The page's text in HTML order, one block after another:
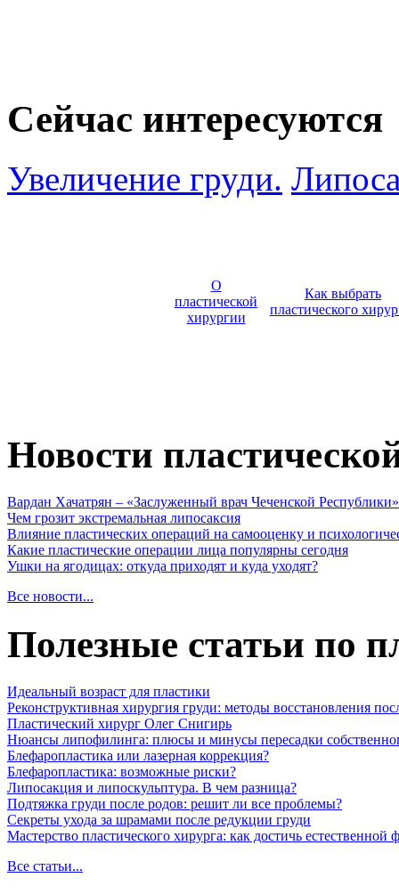
Сейчас интересуются
Увеличение груди.
О
пластической
хирургии
Как выбрать
пластического
Новости
Вардан Хачатрян – «Заслуженный врач Чеченской Республики»
Чем грозит экстремальная липосаксия
Влияние пластических операций на самооценку и
Какие пластические операции лица популярны сегодня
Ушки на ягодицах: откуда приходят и куда уходят?
Все новости...
Полезные статьи по
Идеальный возраст для пластики
Реконструктивная хирургия груди: методы восстановления
Пластический хирург Олег Снигирь
Нюансы липофилинга: плюсы и минусы пересадки
Блефаропластика или лазерная коррекция?
Блефаропластика: возможные риски?
Липосакция и липоскульптура. В чем разница?
Подтяжка груди после родов: решит ли все проблемы?
Секреты ухода за шрамами после редукции груди
Мастерство пластического хирурга: как достичь
Все статьи...